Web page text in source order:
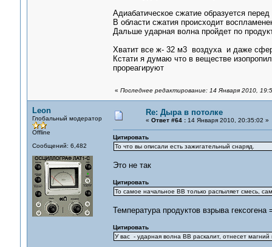
Адиабатическое сжатие образуется
В области сжатия происходит
Дальше ударная волна пройдет по
Хватит все ж- 32 м3 воздуха и даже
Кстати я думаю что в веществе
прореагируют
« Последнее редактирование: 14 Января 2010,
Leon
Глобальный модератор
Offline
Сообщений: 6,482
Re: Дыра в потолке
« Ответ #64 :14 Января 2010, 20:35:02 »
Цитировать
То что вы описали есть зажигательный снаряд.
Это не так
Цитировать
То самое начальное ВВ только распыляет смесь,
Температура продуктов взрыва гексогена
Цитировать
У вас - ударная волна ВВ раскалит, отнесет магний